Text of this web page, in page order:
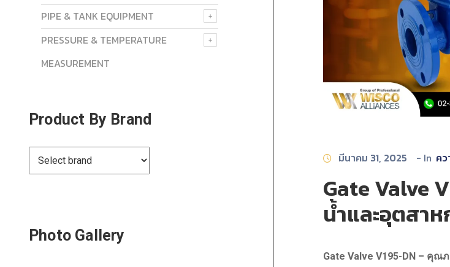
มีนาคม 31, 2025 - In ค
Gate Valve
น้ำและอุตสา
Gate Valve V195-DN – คุ
PIPE & TANK EQUIPMENT
PRESSURE & TEMPERATURE
MEASUREMENT
Product By Brand
Photo Gallery